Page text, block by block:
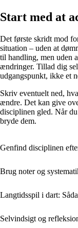
Start med at
Det første skridt mod
situation – uden at
til handling, men uden
ændringer. Tillad dig
udgangspunkt, ikke et
Skriv eventuelt ned,
ændre. Det kan give
disciplinen gled. Når
bryde dem.
Genfind disciplinen
Brug noter og
Langtidsspil i dart:
Selvindsigt og